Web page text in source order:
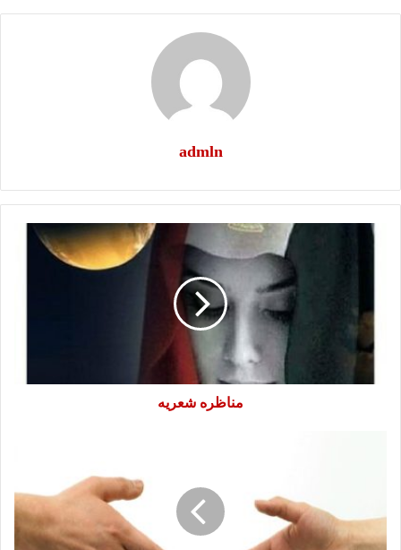
admln
مناظره
مناظره شعريه